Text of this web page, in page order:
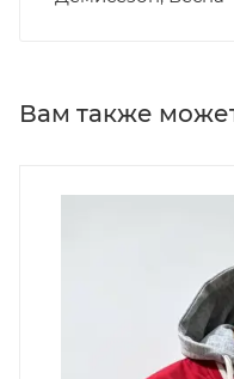
Вам также